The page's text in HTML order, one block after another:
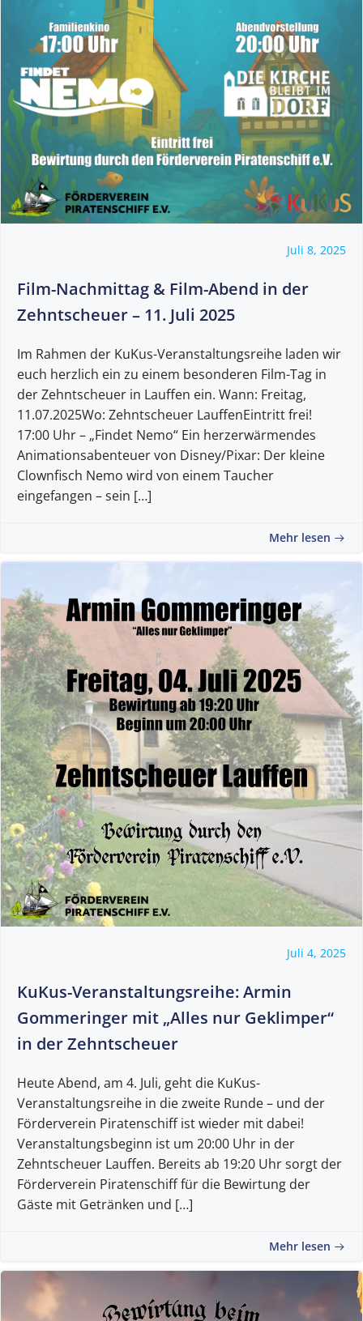
Juli 8, 2025
Film-Nachmittag & Film-Abend in der
Zehntscheuer – 11. Juli 2025
Im Rahmen der KuKus-Veranstaltungsreihe laden wir
euch herzlich ein zu einem besonderen Film-Tag in
der Zehntscheuer in Lauffen ein. Wann: Freitag,
11.07.2025Wo: Zehntscheuer LauffenEintritt frei!
17:00 Uhr – „Findet Nemo“ Ein herzerwärmendes
Animationsabenteuer von Disney/Pixar: Der kleine
Clownfisch Nemo wird von einem Taucher
eingefangen – sein […]
Mehr lesen
Juli 4, 2025
KuKus-Veranstaltungsreihe: Armin
Gommeringer mit „Alles nur Geklimper“
in der Zehntscheuer
Heute Abend, am 4. Juli, geht die KuKus-
Veranstaltungsreihe in die zweite Runde – und der
Förderverein Piratenschiff ist wieder mit dabei!
Veranstaltungsbeginn ist um 20:00 Uhr in der
Zehntscheuer Lauffen. Bereits ab 19:20 Uhr sorgt der
Förderverein Piratenschiff für die Bewirtung der
Gäste mit Getränken und […]
Mehr lesen